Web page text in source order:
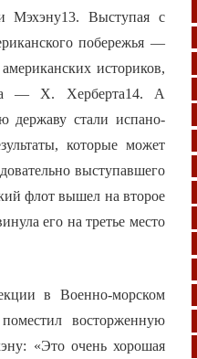
Мэхэну13. Выступая с
побережья —
историков,
— Х. Херберта14. А
стали испано-
которые может
выступавшего
флот вышел на второе
его на третье место
в Военно-морском
восторженную
«Это очень хорошая